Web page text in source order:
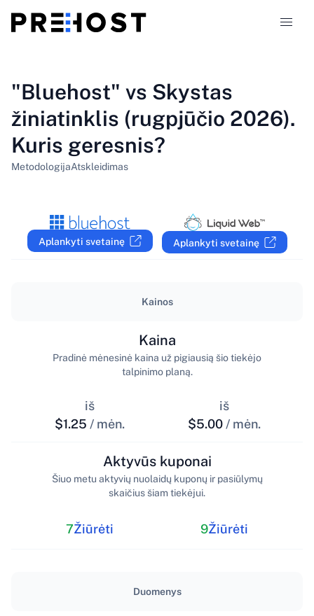
Palyginimai
319
LT
"Bluehost" vs Skystas
žiniatinklis (rugpjūčio 2026).
Kuris geresnis?
MetodologijaAtskleidimas
Aplankyti svetainę Aplankyti svetainę
Kainos
iš
$1.25 / mėn.
Kaina
Pradinė mėnesinė kaina už pigiausią šio tiekėjo
talpinimo planą.
iš
$5.00 / mėn.
7Žiūrėti
Aktyvūs kuponai
Šiuo metu aktyvių nuolaidų kuponų ir pasiūlymų
skaičius šiam tiekėjui.
9Žiūrėti
Duomenys